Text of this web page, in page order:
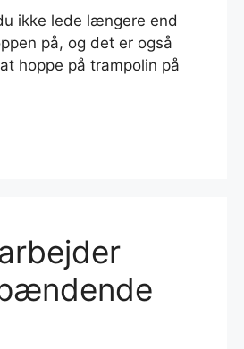
ikke lede længere end
på, og det er også
hoppe på trampolin på